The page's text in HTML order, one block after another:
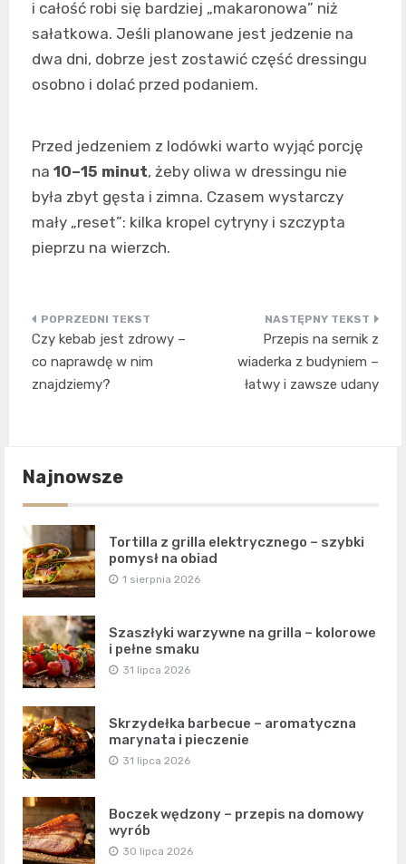
i całość robi się bardziej „makaronowa” niż
sałatkowa. Jeśli planowane jest jedzenie na
dwa dni, dobrze jest zostawić część dressingu
osobno i dolać przed podaniem.
Przed jedzeniem z lodówki warto wyjąć porcję
na 10–15 minut, żeby oliwa w dressingu nie
była zbyt gęsta i zimna. Czasem wystarczy
mały „reset”: kilka kropel cytryny i szczypta
pieprzu na wierzch.
Nawigacja
wpisu
Czy kebab jest zdrowy –
co naprawdę w nim
znajdziemy?
Przepis na sernik z
wiaderka z budyniem –
łatwy i zawsze udany
Najnowsze
Tortilla z grilla elektrycznego – szybki
pomysł na obiad
1 sierpnia 2026
Szaszłyki warzywne na grilla – kolorowe
i pełne smaku
31 lipca 2026
Skrzydełka barbecue – aromatyczna
marynata i pieczenie
31 lipca 2026
Boczek wędzony – przepis na domowy
wyrób
30 lipca 2026